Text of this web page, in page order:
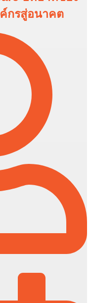
กรสู่อนาคต